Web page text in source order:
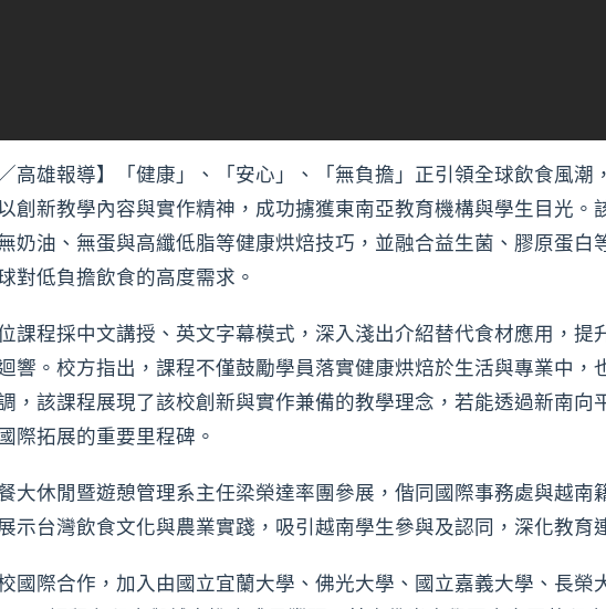
高雄報導】「健康」、「安心」、「無負擔」正引領全球飲食風
創新教學內容與實作精神，成功擄獲東南亞教育機構與學生目光。
奶油、無蛋與高纖低脂等健康烘焙技巧，並融合益生菌、膠原蛋白
對低負擔飲食的高度需求。
課程採中文講授、英文字幕模式，深入淺出介紹替代食材應用，
響。校方指出，課程不僅鼓勵學員落實健康烘焙於生活與專業中，
，該課程展現了該校創新與實作兼備的教學理念，若能透過新南向
際拓展的重要里程碑。
大休閒暨遊憩管理系主任梁榮達率團參展，偕同國際事務處與越南
示台灣飲食文化與農業實踐，吸引越南學生參與及認同，深化教育
國際合作，加入由國立宜蘭大學、佛光大學、國立嘉義大學、長榮